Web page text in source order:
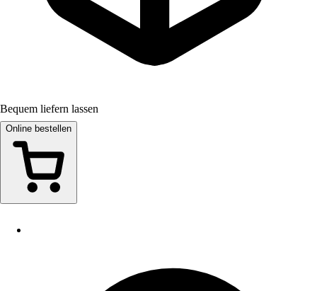
Bequem liefern lassen
Online bestellen